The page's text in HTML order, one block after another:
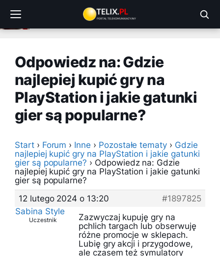
treści
Odpowiedz na: Gdzie
najlepiej kupić gry na
PlayStation i jakie gatunki
gier są popularne?
Start › Forum › Inne › Pozostałe tematy › Gdzie
najlepiej kupić gry na PlayStation i jakie gatunki
gier są popularne? › Odpowiedz na: Gdzie
najlepiej kupić gry na PlayStation i jakie gatunki
gier są popularne?
12 lutego 2024 o 13:20
#1897825
Sabina Style
Uczestnik
Zazwyczaj kupuję gry na
pchlich targach lub obserwuję
różne promocje w sklepach.
Lubię gry akcji i przygodowe,
ale czasem też symulatory